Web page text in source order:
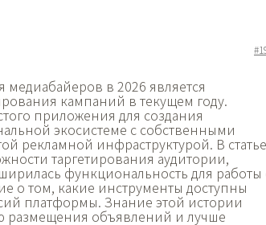
медиабайеров в 2026 является
кампаний в текущем году.
приложения для создания
экосистеме с собственными
рекламной инфраструктурой. В статье
таргетирования аудитории,
функциональность для работы
о том, какие инструменты доступны
платформы. Знание этой истории
размещения объявлений и лучше